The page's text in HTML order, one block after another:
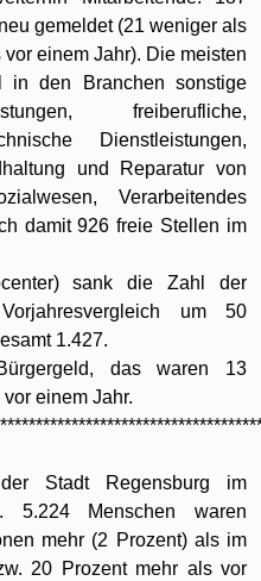
gemeldet (21 weniger als
einem Jahr). Die meisten
den Branchen sonstige
freiberufliche,
Dienstleistungen,
und Reparatur von
Verarbeitendes
damit 926 freie Stellen im
sank die Zahl der
um 50
1.427.
das waren 13
einem Jahr.
Stadt Regensburg im
5.224 Menschen waren
mehr (2 Prozent) als im
20 Prozent mehr als vor